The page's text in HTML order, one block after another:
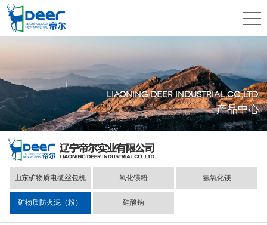
LIAONING DEER INDUSTRIAL CO.,LTD.
产品中心
山东矿物质电缆丝包机 氧化镁粉 氢氧化镁
矿物质防火泥（粉） 硅酸钠